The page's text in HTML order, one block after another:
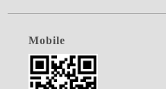
Mobile